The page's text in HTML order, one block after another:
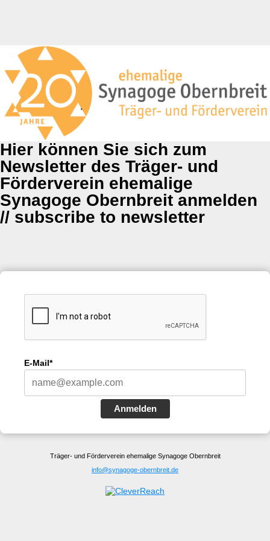
Hier können Sie sich zum
Newsletter des Träger- und
Förderverein ehemalige
Synagoge Obernbreit anmelden
// subscribe to newsletter
E-Mail*
Anmelden
Träger- und Förderverein ehemalige Synagoge Obernbreit
info@synagoge-obernbreit.de